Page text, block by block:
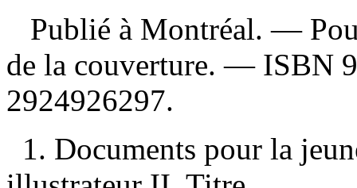
Publié à Montréal. —
de la couverture. — ISBN
2924926297.
1. Documents pour la